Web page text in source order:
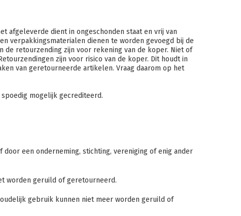
afgeleverde dient in ongeschonden staat en vrij van
verpakkingsmaterialen dienen te worden gevoegd bij de
retourzending zijn voor rekening van de koper. Niet of
zijn voor risico van de koper. Dit houdt in
van geretourneerde artikelen. Vraag daarom op het
mogelijk gecrediteerd.
een onderneming, stichting, vereniging of enig ander
worden geruild of geretourneerd.
gebruik kunnen niet meer worden geruild of